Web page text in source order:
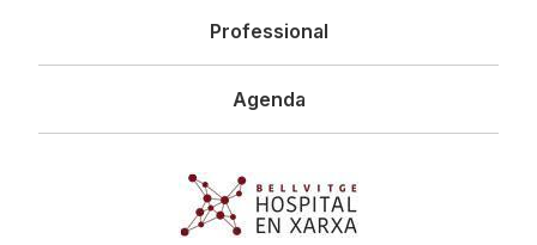
Professional
Agenda